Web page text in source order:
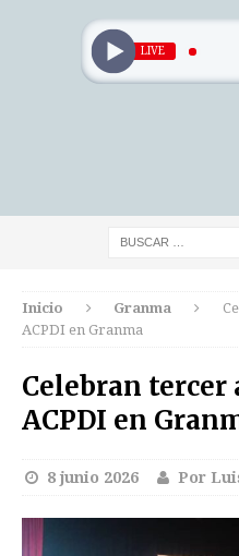
LIVE
Inicio Granma
ACPDI en Granma
Celebran
ACPDI en
8 junio 2026 Por